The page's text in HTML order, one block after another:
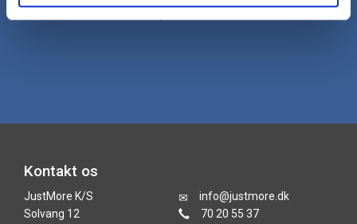
Kontakt os
JustMore K/S
Solvang 12
info@justmore.dk
70 20 55 37